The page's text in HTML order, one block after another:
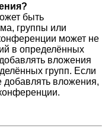
быть
группы или
может не
в определённых
вложения
групп. Если
добавлять вложения,